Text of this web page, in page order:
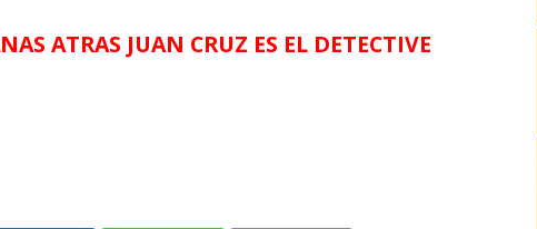
ATRAS JUAN CRUZ ES EL DETECTIVE